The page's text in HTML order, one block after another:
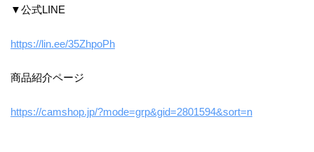
▼公式LINE
https://lin.ee/35ZhpoPh
商品紹介ページ
https://camshop.jp/?mode=grp&gid=2801594&sort=n